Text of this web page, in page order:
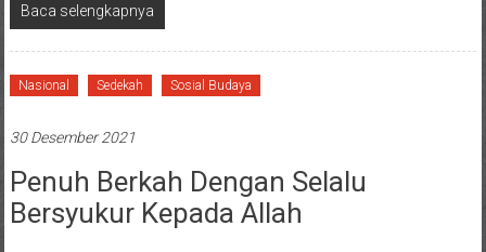
Baca selengkapnya
Nasional Sedekah Sosial Budaya
30 Desember 2021
Penuh Berkah Dengan Selalu
Bersyukur Kepada Allah